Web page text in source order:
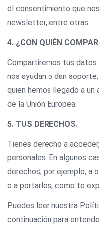
el consentimiento que
newsletter, entre otras.
4. ¿CON QUIÉN
Compartiremos tus
nos ayudan o dan
quien hemos llegado a
de la Unión Europea.
5. TUS DERECHOS.
Tienes derecho a
personales. En algunos
derechos, por ejemplo, a
o a portarlos, como te
Puedes leer nuestra
continuación para